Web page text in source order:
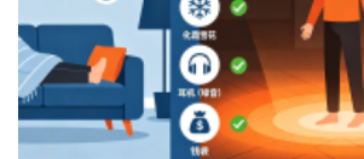
下
一
篇
文
二
十
年
后